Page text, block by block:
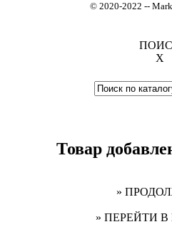
© 2020-2022 --
X
Товар
»
» ПЕРЕЙТИ